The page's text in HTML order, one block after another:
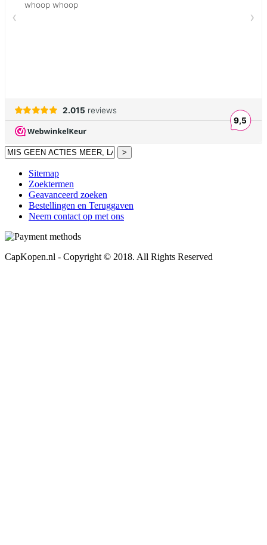
>
Sitemap
Zoektermen
Geavanceerd zoeken
Bestellingen en Teruggaven
Neem contact op met ons
CapKopen.nl - Copyright © 2018. All Rights Reserved